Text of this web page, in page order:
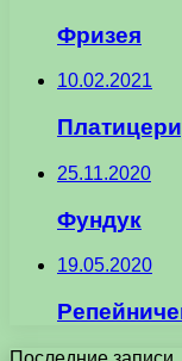
Фризея
10.02.2021
25.11.2020
Фундук
19.05.2020